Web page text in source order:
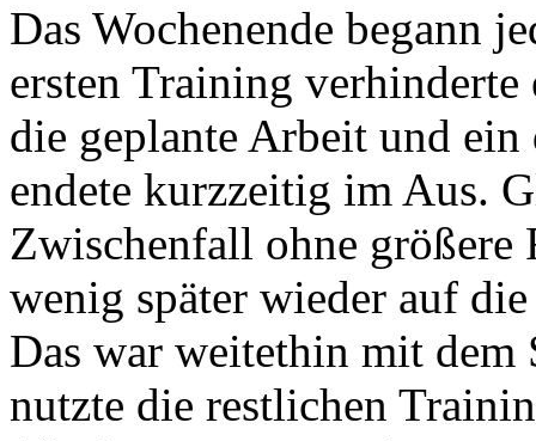
Das Wochenende begann
ersten Training
die geplante Arbeit und ein
endete kurzzeitig im Aus.
Zwischenfall ohne größere
wenig später wieder auf
Das war weitethin mit dem
nutzte die restlichen